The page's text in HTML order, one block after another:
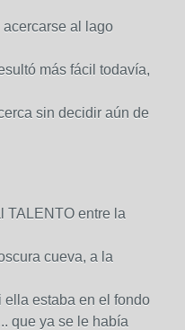
al lago
más fácil todavía,
sin decidir aún de
TALENTO entre la
cueva, a la
ella estaba en el fondo
que ya se le había